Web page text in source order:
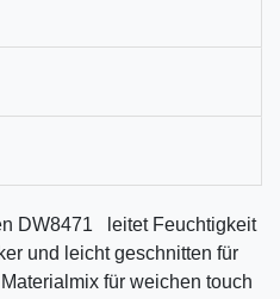
DW8471 leitet Feuchtigkeit
und leicht geschnitten für
für weichen touch